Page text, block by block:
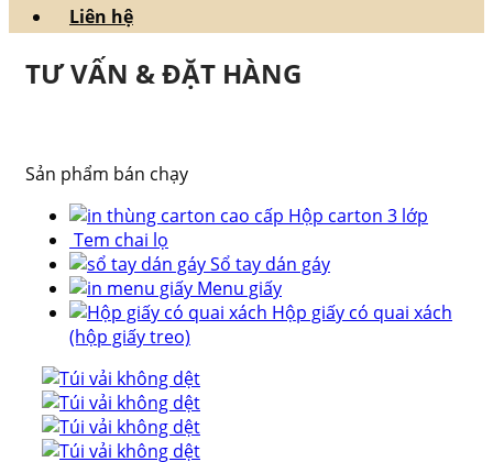
Liên hệ
TƯ VẤN & ĐẶT HÀNG
Sản phẩm bán chạy
Hộp carton 3 lớp
Tem chai lọ
Sổ tay dán gáy
Menu giấy
Hộp giấy có quai xách
(hộp giấy treo)